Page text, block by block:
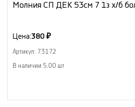
Молния СП ДЕК 53см 7 1з х/б
Цена:380 ₽
Артикул: 73172
В наличии 5.00 шт